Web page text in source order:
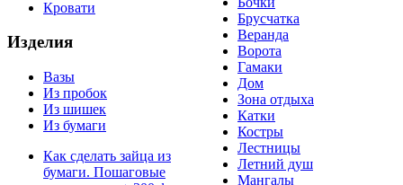
Кровати
Изделия
Вазы
Из пробок
Из шишек
Из бумаги
Как сделать зайца из
бумаги. Пошаговые
Брусчатка
Веранда
Ворота
Гамаки
Дом
Зона отдыха
Катки
Костры
Лестницы
Летний душ
Мангалы